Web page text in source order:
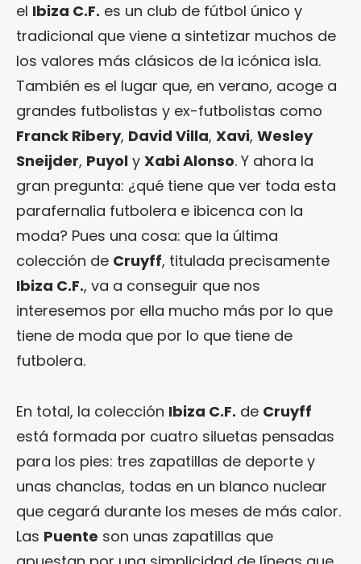
el Ibiza C.F. es un club de fútbol único y
tradicional que viene a sintetizar muchos de
los valores más clásicos de la icónica isla.
También es el lugar que, en verano, acoge a
grandes futbolistas y ex-futbolistas como
Franck Ribery, David Villa, Xavi, Wesley
Sneijder, Puyol y Xabi Alonso. Y ahora la
gran pregunta: ¿qué tiene que ver toda esta
parafernalia futbolera e ibicenca con la
moda? Pues una cosa: que la última
colección de Cruyff, titulada precisamente
Ibiza C.F., va a conseguir que nos
interesemos por ella mucho más por lo que
tiene de moda que por lo que tiene de
futbolera.
En total, la colección Ibiza C.F. de Cruyff
está formada por cuatro siluetas pensadas
para los pies: tres zapatillas de deporte y
unas chanclas, todas en un blanco nuclear
que cegará durante los meses de más calor.
Las Puente son unas zapatillas que